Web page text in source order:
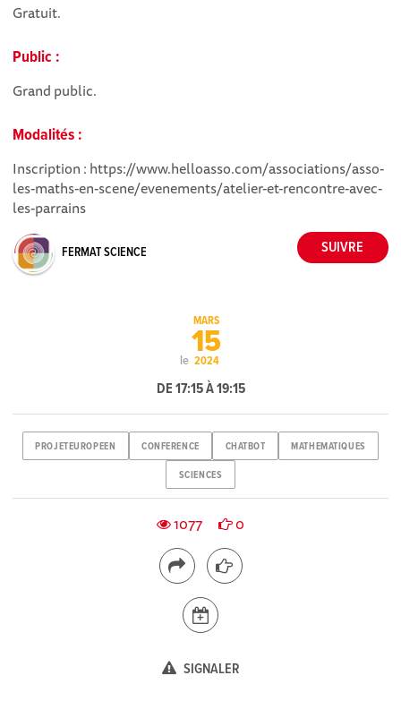
Gratuit.
Public :
Grand public.
Modalités :
Inscription : https://www.helloasso.com/associations/asso-
les-maths-en-scene/evenements/atelier-et-rencontre-avec-
les-parrains
FERMAT SCIENCE
le
MARS
15
2024
DE 17:15 À 19:15
PROJETEUROPEEN CONFERENCE CHATBOT MATHEMATIQUES
SCIENCES
1077 0
SIGNALER